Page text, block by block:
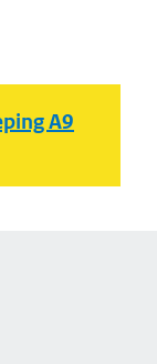
A9